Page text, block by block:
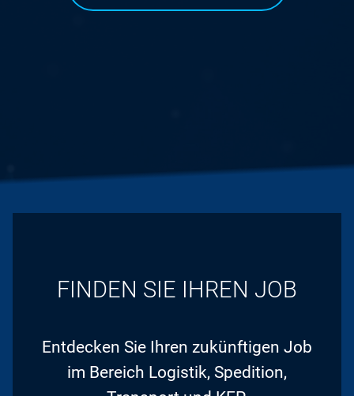
FINDEN SIE IHREN JOB
Entdecken Sie Ihren zukünftigen Job
im Bereich Logistik, Spedition,